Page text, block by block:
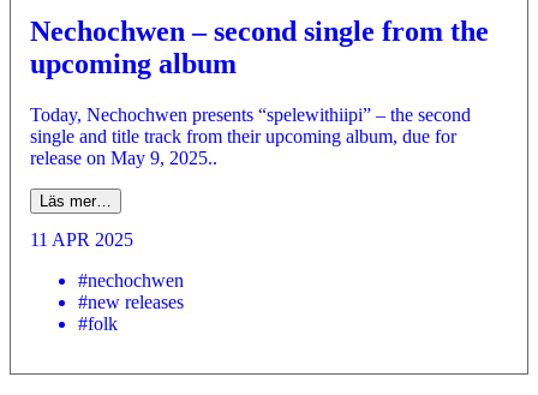
Nechochwen – second single from the
upcoming album
Today, Nechochwen presents “spelewithiipi” – the second
single and title track from their upcoming album, due for
release on May 9, 2025..
Läs mer…
11 APR 2025
#nechochwen
#new releases
#folk